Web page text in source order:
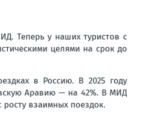
Теперь у наших туристов с
целями на срок до
в Россию. В 2025 году
Аравию — на 42%. В МИД
взаимных поездок.